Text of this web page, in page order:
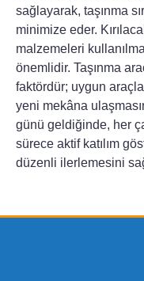
sağlayarak, taşınma
minimize eder.
malzemeleri
önemlidir. Taşınma
faktördür; uygun
yeni mekâna
günü geldiğinde, her
sürece aktif katılım
düzenli ilerlemesini